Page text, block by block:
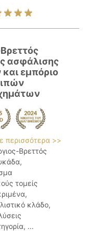
ασφάλισης
εμπόριο
περισσότερα >>
Βρεττός
τομείς
κλάδο,
...